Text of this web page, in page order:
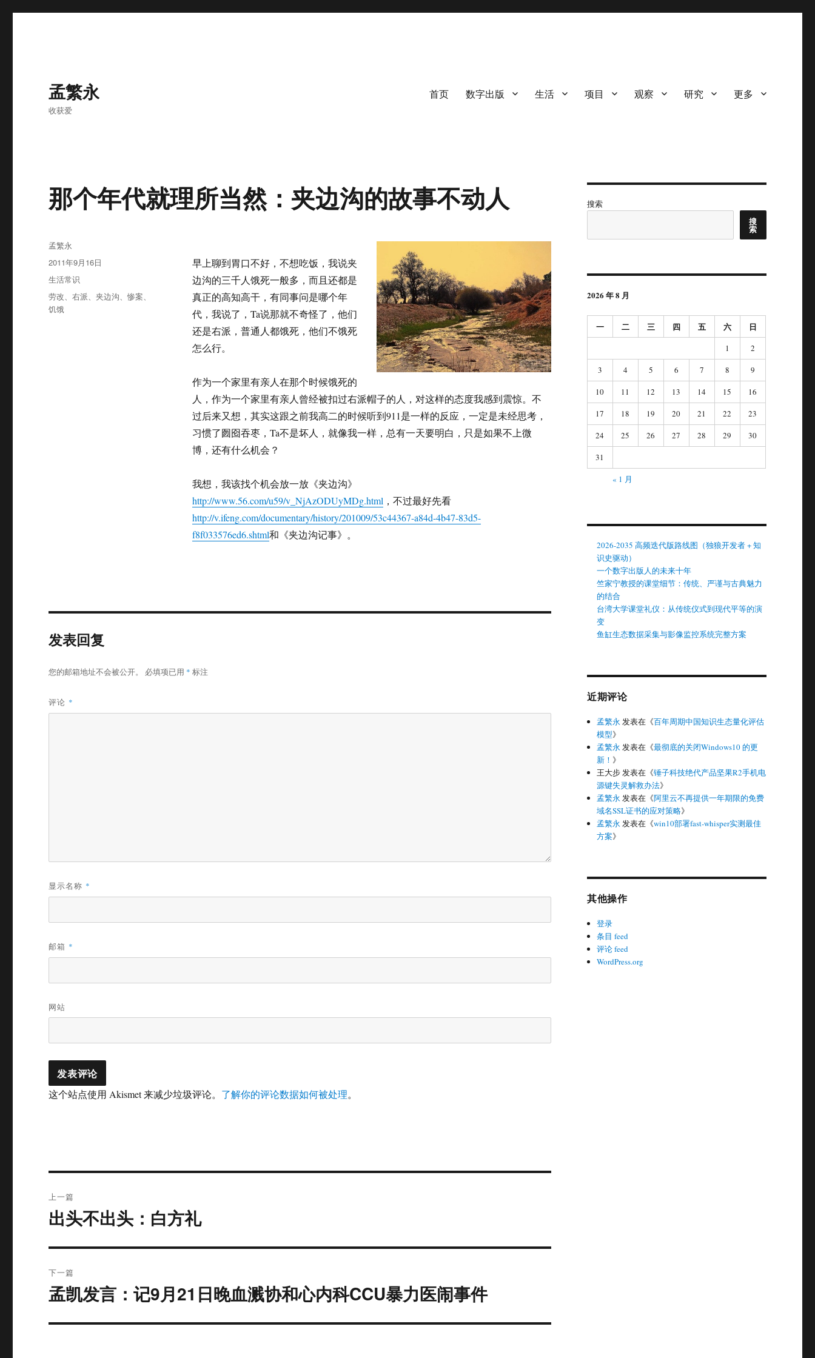
孟繁永
收获爱
首页 数字出版 生活 项目 观察 研究 更多
那个年代就理所当然：夹边沟的故事不动人
早上聊到胃口不好，不想吃饭，我说夹
边沟的三千人饿死一般多，而且还都是
真正的高知高干，有同事问是哪个年
代，我说了，Ta说那就不奇怪了，他们
还是右派，普通人都饿死，他们不饿死
怎么行。
作为一个家里有亲人在那个时候饿死的
人，作为一个家里有亲人曾经被扣过右派帽子的人，对这样的态度我感到震惊。不
过后来又想，其实这跟之前我高二的时候听到911是一样的反应，一定是未经思考，
习惯了囫囵吞枣，Ta不是坏人，就像我一样，总有一天要明白，只是如果不上微
博，还有什么机会？
我想，我该找个机会放一放《夹边沟》
http://www.56.com/u59/v_NjAzODUyMDg.html ，不过最好先看
http://v.ifeng.com/documentary/history/201009/53c44367-a84d-4b47-83d5-
f8f033576ed6.shtml和《夹边沟记事》。
作
者
孟繁永
发
布
于
2011年9月16日
分
类
生活常识
标
签
劳改、右派、夹边沟、惨案、
饥饿
发表回复
您的邮箱地址不会被公开。 必填项已用 * 标注
评论 *
显示名称 *
邮箱 *
网站
这个站点使用 Akismet 来减少垃圾评论。 了解你的评论数据如何被处理。
章
上一篇
上
文
出头不出头：白方礼
下一篇
下
文
孟凯发言：记9月21日晚血溅协和心内科CCU暴力医闹事件
搜索
搜
索
2026 年 8 月
一 二 三 四 五 六 日
1
2
3
4 5 6 7 8
9
10
11 12 13 14 15
16
17
18 19 20 21 22
23
24
25 26 27 28 29
30
31
« 1 月
2026-2035 高频迭代版路线图（独狼开发者 + 知
识史驱动）
一个数字出版人的未来十年
竺家宁教授的课堂细节：传统、严谨与古典魅力
的结合
台湾大学课堂礼仪：从传统仪式到现代平等的演
变
鱼缸生态数据采集与影像监控系统完整方案
近期评论
孟繁永 发表在《百年周期中国知识生态量化评估
模型》
孟繁永 发表在《最彻底的关闭Windows10 的更
新！ 》
王大步发表在《锤子科技绝代产品坚果R2手机电
源键失灵解救办法》
孟繁永 发表在《阿里云不再提供一年期限的免费
域名SSL证书的应对策略》
孟繁永 发表在《win10部署fast-whisper实测最佳
方案》
其他操作
登录
条目 feed
评论 feed
WordPress.org